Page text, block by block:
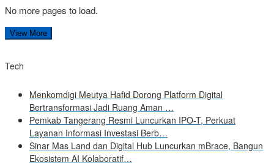
No more pages to load.
View More
Tech
Menkomdigi Meutya Hafid Dorong Platform Digital
Bertransformasi Jadi Ruang Aman …
Pemkab Tangerang Resmi Luncurkan IPO-T, Perkuat
Layanan Informasi Investasi Berb…
Sinar Mas Land dan Digital Hub Luncurkan mBrace, Bangun
Ekosistem AI Kolaboratif…